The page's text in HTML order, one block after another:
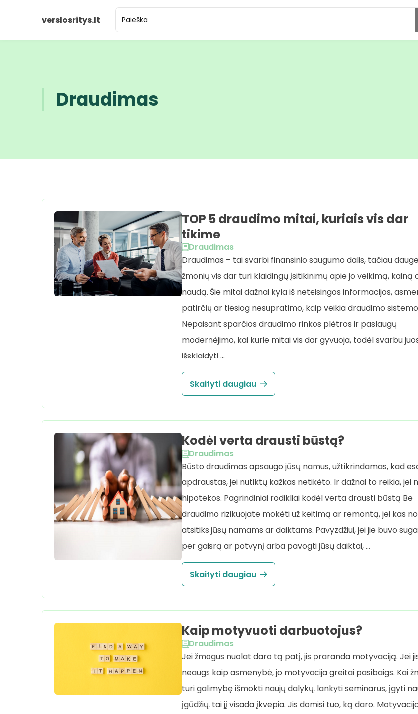
verslosritys.lt
Draudimas
TOP 5 draudimo mitai, kuriais vis dar
tikime
Draudimas
Draudimas – tai svarbi finansinio saugumo dalis, tačiau
žmonių vis dar turi klaidingų įsitikinimų apie jo veikimą, kainą
naudą. Šie mitai dažnai kyla iš neteisingos informacijos,
patirčių ar tiesiog nesupratimo, kaip veikia draudimo
Nepaisant sparčios draudimo rinkos plėtros ir paslaugų
modernėjimo, kai kurie mitai vis dar gyvuoja, todėl svarbu
išsklaidyti …
Skaityti daugiau
Kodėl verta drausti būstą?
Draudimas
Būsto draudimas apsaugo jūsų namus, užtikrindamas, kad
apdraustas, jei nutiktų kažkas netikėto. Ir dažnai to reikia, jei
hipotekos. Pagrindiniai rodikliai kodėl verta drausti būstą Be
draudimo rizikuojate mokėti už keitimą ar remontą, jei kas
atsitiks jūsų namams ar daiktams. Pavyzdžiui, jei jie buvo
per gaisrą ar potvynį arba pavogti jūsų daiktai, …
Skaityti daugiau
Kaip motyvuoti darbuotojus?
Draudimas
Jei žmogus nuolat daro tą patį, jis praranda motyvaciją. Jei
neaugs kaip asmenybė, jo motyvacija greitai pasibaigs. Kai
turi galimybę išmokti naujų dalykų, lankyti seminarus, įgyti
įgūdžių, tai jį visada įkvepia. Jis domisi tuo, ką daro.